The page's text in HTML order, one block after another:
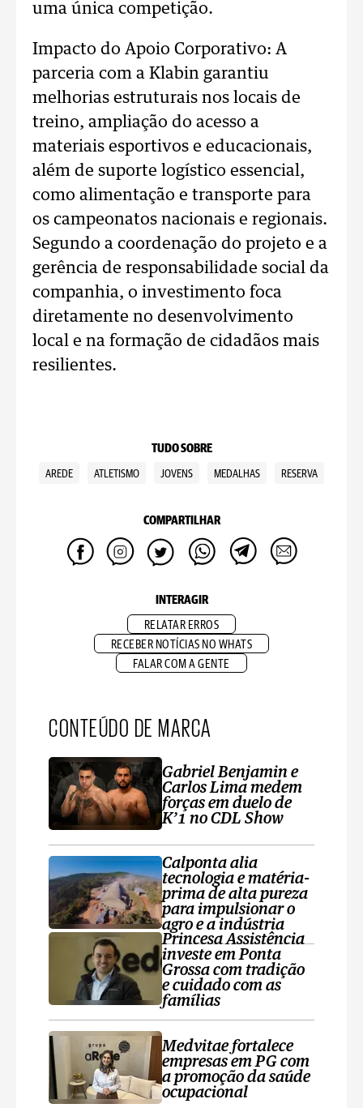
uma única competição.
Impacto do Apoio Corporativo: A
parceria com a Klabin garantiu
melhorias estruturais nos locais de
treino, ampliação do acesso a
materiais esportivos e educacionais,
além de suporte logístico essencial,
como alimentação e transporte para
os campeonatos nacionais e regionais.
Segundo a coordenação do projeto e a
gerência de responsabilidade social da
companhia, o investimento foca
diretamente no desenvolvimento
local e na formação de cidadãos mais
resilientes.
TUDO SOBRE
AREDE ATLETISMO JOVENS MEDALHAS RESERVA
COMPARTILHAR
INTERAGIR
RELATAR ERROS
RECEBER NOTÍCIAS NO WHATS
FALAR COM A GENTE
CONTEÚDO DE MARCA
Gabriel Benjamin e
Carlos Lima medem
forças em duelo de
K’1 no CDL Show
Calponta alia
tecnologia e matéria-
prima de alta pureza
para impulsionar o
agro e a indústria
Princesa Assistência
investe em Ponta
Grossa com tradição
e cuidado com as
famílias
Medvitae fortalece
empresas em PG com
a promoção da saúde
ocupacional